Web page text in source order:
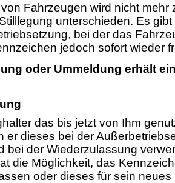
Fahrzeugen wird nicht mehr
unterschieden. Es
bei der das
jedoch sofort wieder
oder Ummeldung erhält
das bis jetzt von Ihm
er dieses bei der
bei der Wiederzulassung
die Möglichkeit, das
oder dieses für sein